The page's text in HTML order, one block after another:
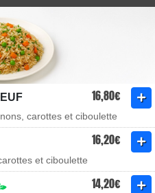
16,80€
carottes et ciboulette
16,20€
et ciboulette
14,20€